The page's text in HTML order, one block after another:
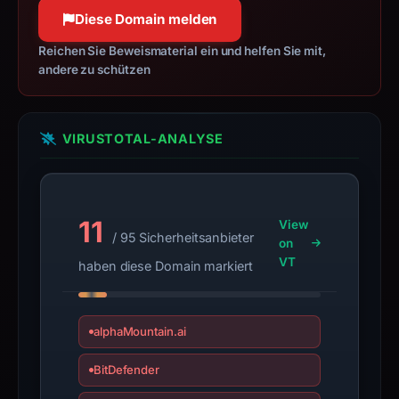
treated
as
solely
because
it
appears
findings
are
not
a
Diese Domain melden
Reichen Sie Beweismaterial ein und helfen Sie mit,
andere zu schützen
VIRUSTOTAL-ANALYSE
11
/ 95 Sicherheitsanbieter
haben diese Domain markiert
View
on
VT
alphaMountain.ai
BitDefender